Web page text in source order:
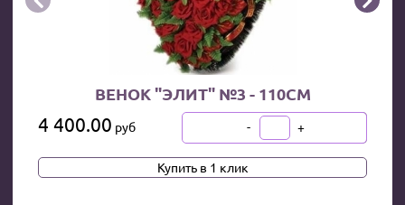
ВЕНОК "ЭЛИТ" №3 - 110СМ
4 400.00 руб В КОРЗИНУ
- +
Купить в 1 клик